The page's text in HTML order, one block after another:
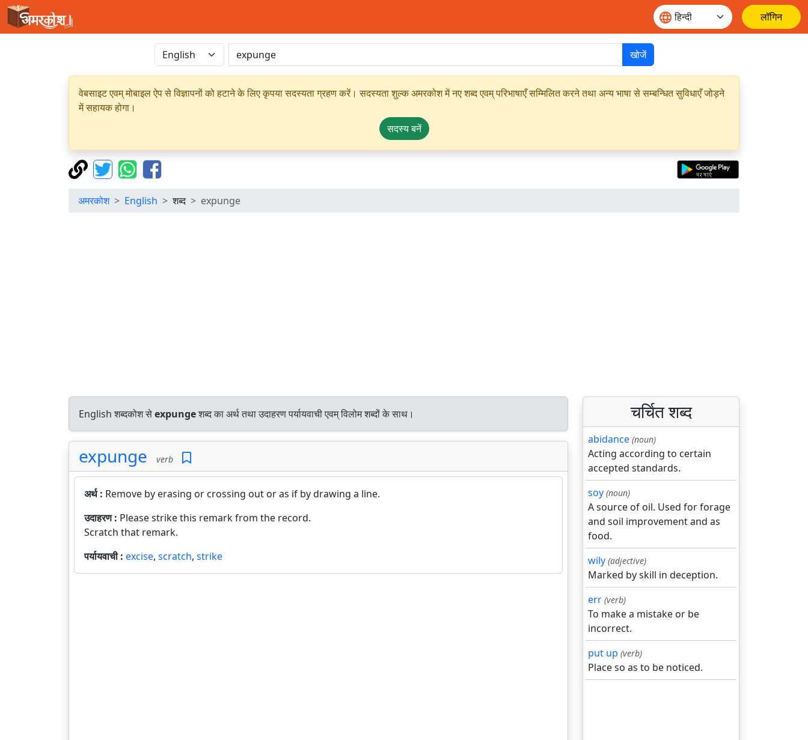
लॉगिन
खोजें
वेबसाइट एवम् मोबाइल ऐप से विज्ञापनों को हटाने के लिए कृपया सदस्यता ग्रहण करें। सदस्यता शुल्क अमरकोश में नए शब्द एवम् परिभाषाएँ सम्मिलित करने तथा अन्य भाषा से सम्बन्धित सुविधाएँ जोड़ने
में सहायक होगा।
सदस्य बनें
अमरकोश English शब्द expunge
English शब्दकोश सेexpungeशब्द का अर्थ तथा उदाहरण पर्यायवाची एवम् विलोम शब्दों के साथ।
expunge verb
अर्थ : Remove by erasing or crossing out or as if by drawing a line.
उदाहरण : Please strike this remark from the record.
Scratch that remark.
पर्यायवाची : excise, scratch, strike
चर्चित शब्द
abidance (noun)
Acting according to certain
accepted standards.
soy (noun)
A source of oil. Used for forage
and soil improvement and as
food.
wily (adjective)
Marked by skill in deception.
err (verb)
To make a mistake or be
incorrect.
put up (verb)
Place so as to be noticed.